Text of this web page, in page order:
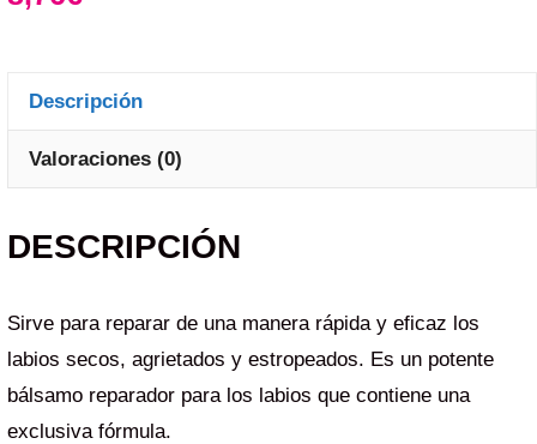
Descripción
Valoraciones (0)
DESCRIPCIÓN
Sirve para reparar de una manera rápida y eficaz los
labios secos, agrietados y estropeados. Es un potente
bálsamo reparador para los labios que contiene una
exclusiva fórmula.